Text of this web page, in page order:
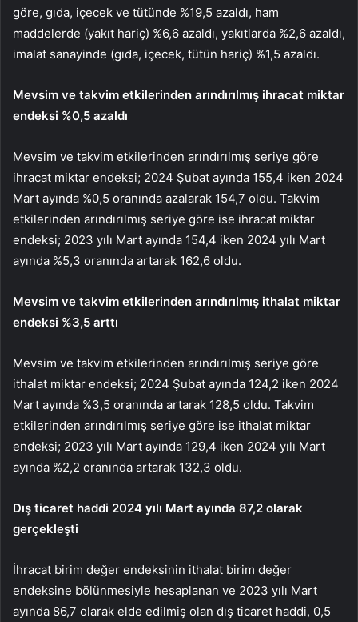
göre, gıda, içecek ve tütünde %19,5 azaldı, ham
maddelerde (yakıt hariç) %6,6 azaldı, yakıtlarda %2,6 azaldı,
imalat sanayinde (gıda, içecek, tütün hariç) %1,5 azaldı.
Mevsim ve takvim etkilerinden arındırılmış ihracat miktar
endeksi %0,5 azaldı
Mevsim ve takvim etkilerinden arındırılmış seriye göre
ihracat miktar endeksi; 2024 Şubat ayında 155,4 iken 2024
Mart ayında %0,5 oranında azalarak 154,7 oldu. Takvim
etkilerinden arındırılmış seriye göre ise ihracat miktar
endeksi; 2023 yılı Mart ayında 154,4 iken 2024 yılı Mart
ayında %5,3 oranında artarak 162,6 oldu.
Mevsim ve takvim etkilerinden arındırılmış ithalat miktar
endeksi %3,5 arttı
Mevsim ve takvim etkilerinden arındırılmış seriye göre
ithalat miktar endeksi; 2024 Şubat ayında 124,2 iken 2024
Mart ayında %3,5 oranında artarak 128,5 oldu. Takvim
etkilerinden arındırılmış seriye göre ise ithalat miktar
endeksi; 2023 yılı Mart ayında 129,4 iken 2024 yılı Mart
ayında %2,2 oranında artarak 132,3 oldu.
Dış ticaret haddi 2024 yılı Mart ayında 87,2 olarak
gerçekleşti
İhracat birim değer endeksinin ithalat birim değer
endeksine bölünmesiyle hesaplanan ve 2023 yılı Mart
ayında 86,7 olarak elde edilmiş olan dış ticaret haddi, 0,5